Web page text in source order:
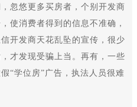
忽悠更多买房者，个别开发商
使消费者得到的信息不准确，
开发商天花乱坠的宣传，很少
才发现受骗上当。再有，一些
“学位房”广告，执法人员很难